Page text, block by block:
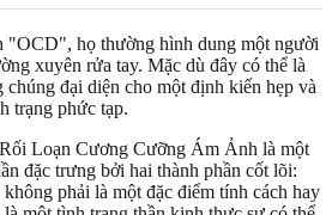
"OCD", họ thường hình dung một người
xuyên rửa tay. Mặc dù đây có thể là
đại diện cho một định kiến hẹp và
trạng phức tạp.
Loạn Cương Cưỡng Ám Ảnh là một
đặc trưng bởi hai thành phần cốt lõi:
phải là một đặc điểm tính cách hay